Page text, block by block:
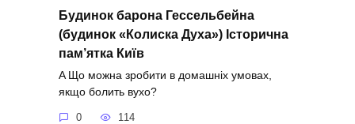
Будинок барона Гессельбейна
(будинок «Колиска Духа») Історична
пам’ятка Київ
A Що можна зробити в домашніх умовах,
якщо болить вухо?
0 114